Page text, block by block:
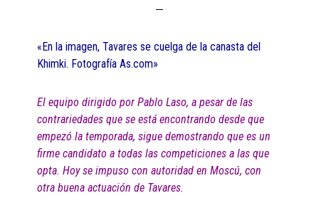
«En la imagen, Tavares se cuelga de la canasta del
Khimki. Fotografía As.com»
El equipo dirigido por Pablo Laso, a pesar de las
contrariedades que se está encontrando desde que
empezó la temporada, sigue demostrando que es un
firme candidato a todas las competiciones a las que
opta. Hoy se impuso con autoridad en Moscú, con
otra buena actuación de Tavares.